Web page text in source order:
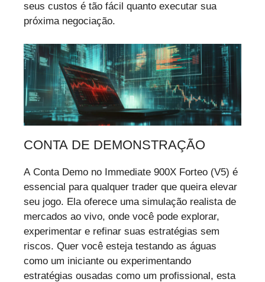
seus custos é tão fácil quanto executar sua
próxima negociação.
CONTA DE DEMONSTRAÇÃO
A Conta Demo no Immediate 900X Forteo (V5) é
essencial para qualquer trader que queira elevar
seu jogo. Ela oferece uma simulação realista de
mercados ao vivo, onde você pode explorar,
experimentar e refinar suas estratégias sem
riscos. Quer você esteja testando as águas
como um iniciante ou experimentando
estratégias ousadas como um profissional, esta